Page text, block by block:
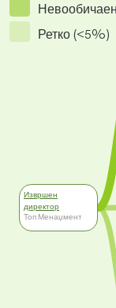
Ретко (<5%)
Извршен
директор
Топ Менаџмент